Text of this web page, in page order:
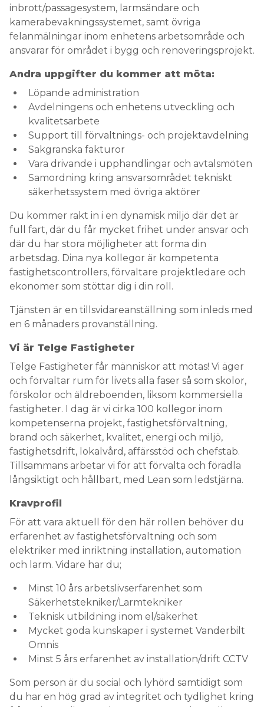
inbrott/passagesystem, larmsändare och
kamerabevakningssystemet, samt övriga
felanmälningar inom enhetens arbetsområde och
ansvarar för området i bygg och renoveringsprojekt.
Andra uppgifter du kommer att möta:
Löpande administration
Avdelningens och enhetens utveckling och
kvalitetsarbete
Support till förvaltnings- och projektavdelning
Sakgranska fakturor
Vara drivande i upphandlingar och avtalsmöten
Samordning kring ansvarsområdet tekniskt
säkerhetssystem med övriga aktörer
Du kommer rakt in i en dynamisk miljö där det är
full fart, där du får mycket frihet under ansvar och
där du har stora möjligheter att forma din
arbetsdag. Dina nya kollegor är kompetenta
fastighetscontrollers, förvaltare projektledare och
ekonomer som stöttar dig i din roll.
Tjänsten är en tillsvidareanställning som inleds med
en 6 månaders provanställning.
Vi är Telge Fastigheter
Telge Fastigheter får människor att mötas! Vi äger
och förvaltar rum för livets alla faser så som skolor,
förskolor och äldreboenden, liksom kommersiella
fastigheter. I dag är vi cirka 100 kollegor inom
kompetenserna projekt, fastighetsförvaltning,
brand och säkerhet, kvalitet, energi och miljö,
fastighetsdrift, lokalvård, affärsstöd och chefstab.
Tillsammans arbetar vi för att förvalta och förädla
långsiktigt och hållbart, med Lean som ledstjärna.
Kravprofil
För att vara aktuell för den här rollen behöver du
erfarenhet av fastighetsförvaltning och som
elektriker med inriktning installation, automation
och larm. Vidare har du;
Minst 10 års arbetslivserfarenhet som
Säkerhetstekniker/Larmtekniker
Teknisk utbildning inom el/säkerhet
Mycket goda kunskaper i systemet Vanderbilt
Omnis
Minst 5 års erfarenhet av installation/drift CCTV
Som person är du social och lyhörd samtidigt som
du har en hög grad av integritet och tydlighet kring